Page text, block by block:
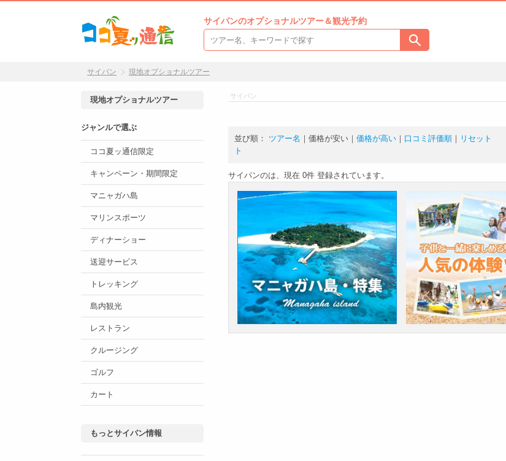
サイパンのオプショナルツアー＆観光予約
サイパン 現地オプショナルツアー
サイパン
並び順： ツアー名 ｜ 価格が安い ｜ 価格が高い ｜ 口コミ評価順 ｜ リセット
ト
サイパンのは、現在 0件 登録されています。
現地オプショナルツアー
ジャンルで選ぶ
ココ夏ッ通信限定
キャンペーン・期間限定
マニャガハ島
マリンスポーツ
ディナーショー
送迎サービス
トレッキング
島内観光
レストラン
クルージング
ゴルフ
カート
もっとサイパン情報